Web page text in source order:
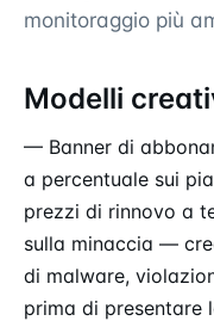
monitoraggio più
Modelli
— Banner di
a percentuale sui
prezzi di rinnovo a
sulla minaccia —
di malware,
prima di presentare